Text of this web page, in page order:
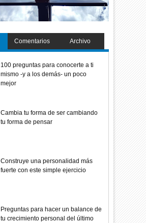
Comentarios Archivo
100 preguntas para conocerte a ti
mismo -y a los demás- un poco
mejor
Cambia tu forma de ser cambiando
tu forma de pensar
Construye una personalidad más
fuerte con este simple ejercicio
Preguntas para hacer un balance de
tu crecimiento personal del último